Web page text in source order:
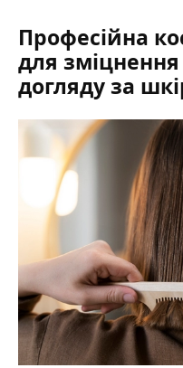
Професійна
для зміцнення
догляду за